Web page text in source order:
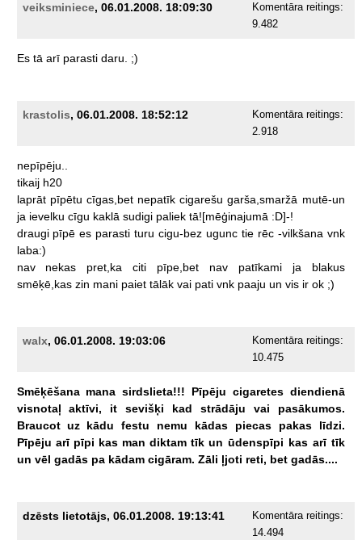
veiksminiece, 06.01.2008. 18:09:30
Komentāra reitings:
9.482
Es tā arī parasti daru. ;)
krastolis, 06.01.2008. 18:52:12
Komentāra reitings:
2.918
nepīpēju..
tikaij h20
laprāt pīpētu cīgas,bet nepatīk cigarešu garša,smaržā mutē-un
ja ievelku cīgu kaklā sudigi paliek tā![mēģinajumā :D]-!
draugi pīpē es parasti turu cigu-bez ugunc tie rēc -vilkšana vnk
laba:)
nav
nekas pret,ka citi pīpe,bet nav patīkami ja
blakus
smēķē,kas zin mani paiet tālāk vai pati vnk paaju un vis ir ok ;)
walx, 06.01.2008. 19:03:06
Komentāra reitings:
10.475
Smēķēšana mana sirdslieta!!! Pīpēju cigaretes diendienā
visnotaļ
aktīvi, it sevišķi kad strādāju vai
pasākumos.
Braucot uz kādu festu nemu kādas piecas pakas
līdzi.
Pīpēju arī pīpi kas man diktam tīk un ūdenspīpi kas arī tīk
un vēl gadās pa kādam cigāram. Zāli ļjoti reti, bet gadās....
dzēsts lietotājs, 06.01.2008. 19:13:41
Komentāra reitings:
14.494